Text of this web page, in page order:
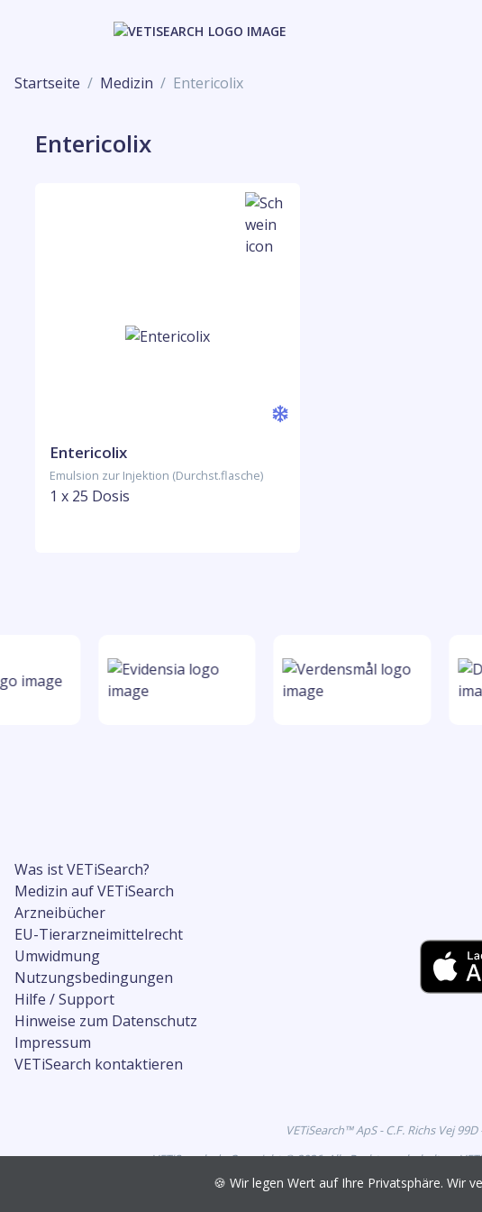
Startseite Medizin Entericolix
Entericolix
Entericolix
Emulsion zur Injektion (Durchst.flasche)
1 x 25 Dosis
Was ist VETiSearch?
Medizin auf VETiSearch
Arzneibücher
EU-Tierarzneimittelrecht
Umwidmung
Nutzungsbedingungen
Hilfe / Support
Hinweise zum Datenschutz
Impressum
VETiSearch kontaktieren
VETiSearch™ ApS - C.F. Richs Vej
VETiSearch.de Copyright © 2026. Alle Rechte vorbehalten.
🍪 Wir legen Wert auf Ihre Privatsphäre. Wir